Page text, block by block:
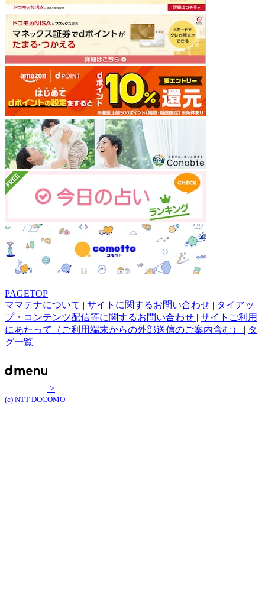
PAGETOP
ママテナについて | サイトに関するお問い合わせ | タイアッ
プ・コンテンツ配信等に関するお問い合わせ | サイトご利用
にあたって（ご利用端末からの外部送信のご案内含む） | タ
グ一覧
>
(c) NTT DOCOMO